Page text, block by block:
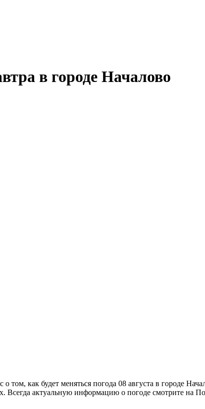
в городе Началово
том, как будет меняться погода 08 августа в городе
Всегда актуальную информацию о погоде смотрите на